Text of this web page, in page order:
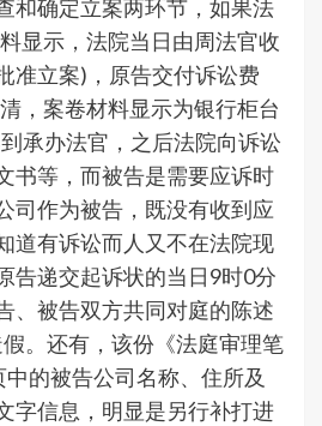
和确定立案两环节，如果法
显示，法院当日由周法官收
准立案)，原告交付诉讼费
，案卷材料显示为银行柜台
承办法官，之后法院向诉讼
书等，而被告是需要应诉时
司作为被告，既没有收到应
道有诉讼而人又不在法院现
告递交起诉状的当日9时0分
、被告双方共同对庭的陈述
。还有，该份《法庭审理笔
的被告公司名称、住所及
字信息，明显是另行补打进